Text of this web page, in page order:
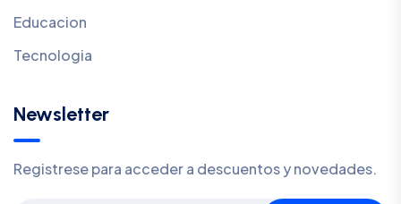
Educacion
Tecnologia
Newsletter
Registrese para acceder a descuentos y novedades.